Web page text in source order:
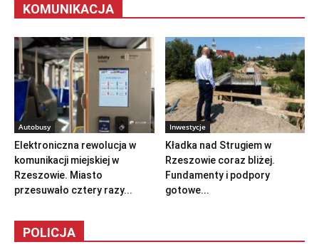
KOMUNIKACJA
Autobusy
Elektroniczna rewolucja w
komunikacji miejskiej w
Rzeszowie. Miasto
przesuwało cztery razy...
Inwestycje
Kładka nad Strugiem w
Rzeszowie coraz bliżej.
Fundamenty i podpory
gotowe...
POLICJA